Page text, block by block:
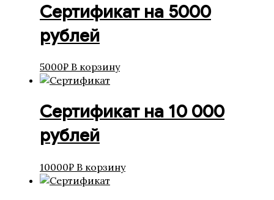
Сертификат на 5000
рублей
5000₽ В корзину
Сертификат на 10 000
рублей
10000₽ В корзину